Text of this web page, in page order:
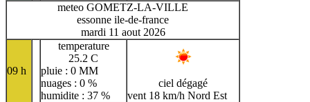
meteo GOMETZ-LA-VILLE
essonne ile-de-france
mardi 11 aout 2026
09 h
temperature
25.2 C
pluie : 0 MM
nuages : 0 %
humidite : 37 %
ciel dégagé
vent 18 km/h Nord Est